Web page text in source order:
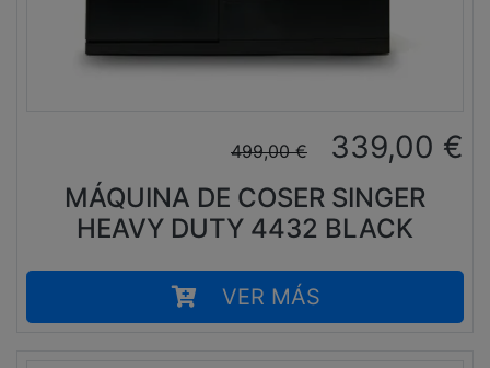
499,00 € 339,00 €
MÁQUINA DE COSER SINGER
HEAVY DUTY 4432 BLACK
VER MÁS